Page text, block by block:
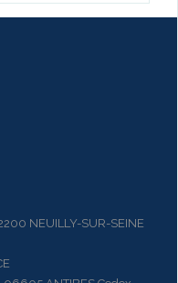
NEUILLY-SUR-SEINE